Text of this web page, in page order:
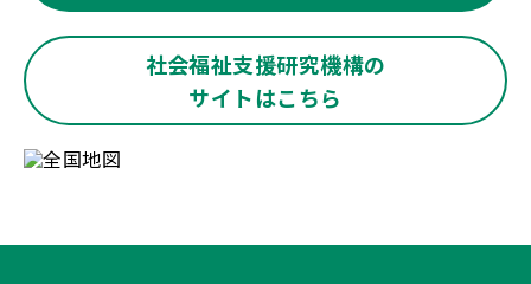
社会福祉支援研究機構の
サイトはこちら